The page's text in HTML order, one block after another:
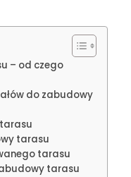
– od czego
do zabudowy
tarasu
tarasu
tarasu